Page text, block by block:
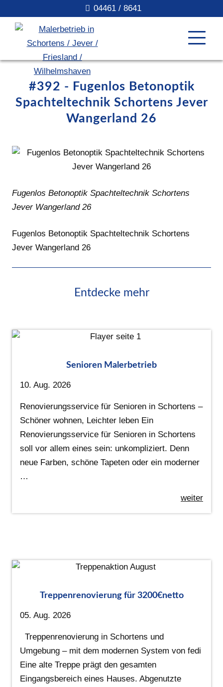
04461 / 8641
#392 - Fugenlos Betonoptik
Spachteltechnik Schortens Jever
Wangerland 26
Fugenlos Betonoptik Spachteltechnik Schortens
Jever Wangerland 26
Fugenlos Betonoptik Spachteltechnik Schortens
Jever Wangerland 26
Entdecke mehr
Senioren Malerbetrieb
10. Aug. 2026
Renovierungsservice für Senioren in Schortens –
Schöner wohnen, Leichter leben Ein
Renovierungsservice für Senioren in Schortens
soll vor allem eines sein: unkompliziert. Denn
neue Farben, schöne Tapeten oder ein moderner
…
weiter
Treppenrenovierung für 3200€netto
05. Aug. 2026
Treppenrenovierung in Schortens und
Umgebung – mit dem modernen System von fedi
Eine alte Treppe prägt den gesamten
Eingangsbereich eines Hauses. Abgenutzte